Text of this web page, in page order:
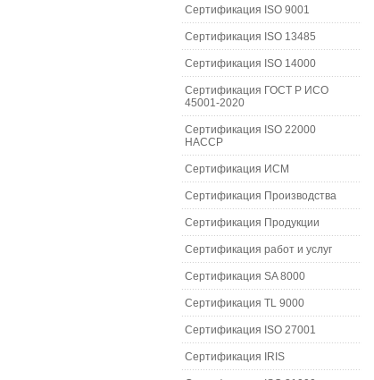
Сертификация ISO 9001
Сертификация ISO 13485
Сертификация ISO 14000
Сертификация ГОСТ Р ИСО
45001-2020
Сертификация ISO 22000
HACCP
Сертификация ИСМ
Сертификация Производства
Сертификация Продукции
Сертификация работ и услуг
Сертификация SA 8000
Сертификация TL 9000
Сертификация ISO 27001
Сертификация IRIS